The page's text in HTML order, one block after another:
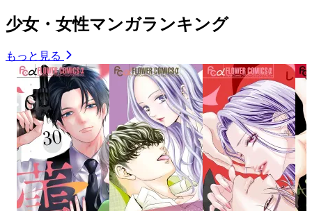
少女・女性マンガランキング
もっと見る